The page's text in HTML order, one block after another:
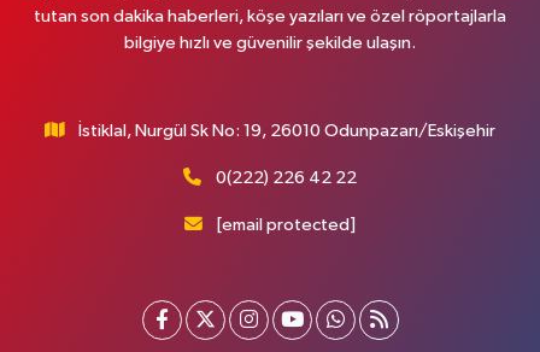
tutan son dakika haberleri, köşe yazıları ve özel röportajlarla
bilgiye hızlı ve güvenilir şekilde ulaşın.
İstiklal, Nurgül Sk No: 19, 26010 Odunpazarı/Eskişehir
0(222) 226 42 22
[email protected]